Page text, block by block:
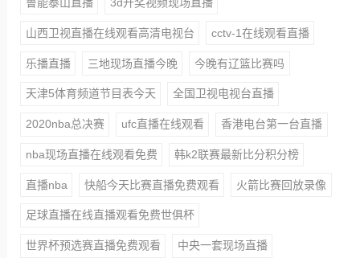
山西卫视直播在线观看高清电视台 cctv-1在线观看直播
乐播直播 三地现场直播今晚 今晚有辽篮比赛吗
天津5体育频道节目表今天 全国卫视电视台直播
2020nba总决赛 ufc直播在线观看 香港电台第一台直播
nba现场直播在线观看免费 韩k2联赛最新比分积分榜
直播nba 快船今天比赛直播免费观看 火箭比赛回放录像
足球直播在线直播观看免费世俱杯
世界杯预选赛直播免费观看 中央一套现场直播